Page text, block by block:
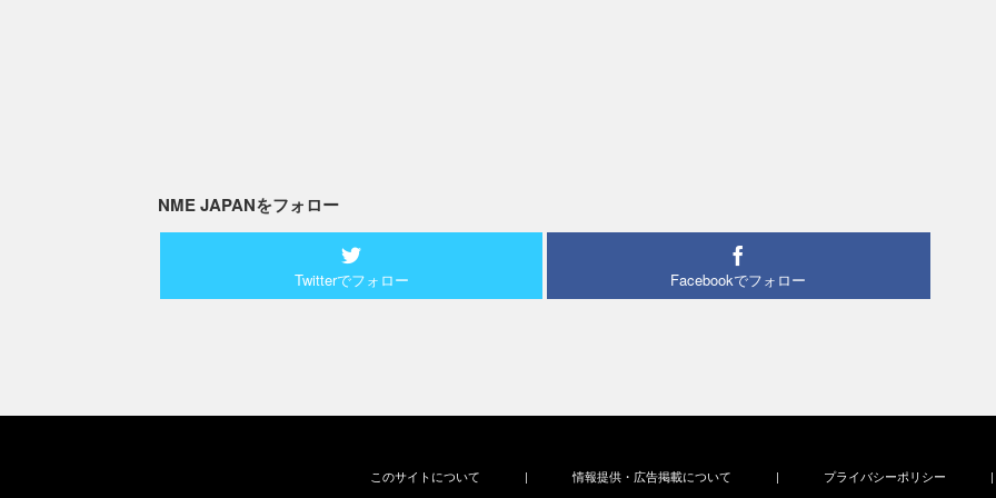
NME JAPANをフォロー
Twitterでフォロー Facebookでフォロー
このサイトについて | 情報提供・広告掲載について | プライバシーポリシー |